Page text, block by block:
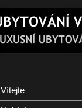
Vítejte